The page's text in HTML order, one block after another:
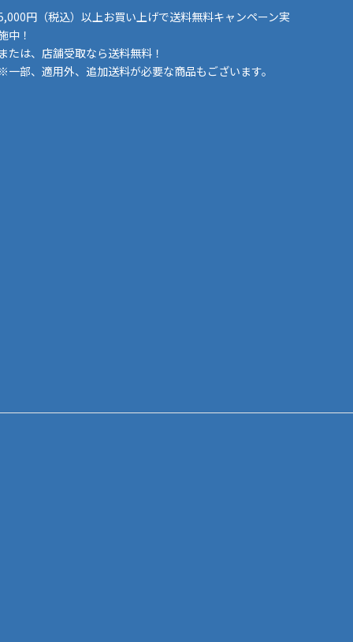
円（税込）以上お買い上げで送料無料キャンペーン実
中！
または、店舗受取なら送料無料！
※一部、適用外、追加送料が必要な商品もございます。